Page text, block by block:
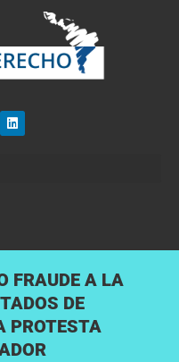
FRAUDE A LA
DE
PROTESTA